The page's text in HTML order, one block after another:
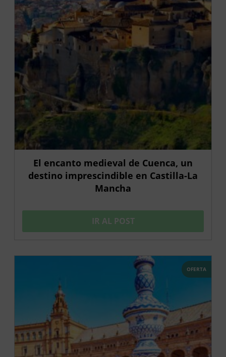
El encanto medieval de Cuenca, un
destino imprescindible en Castilla-La
Mancha
IR AL POST
OFERTA